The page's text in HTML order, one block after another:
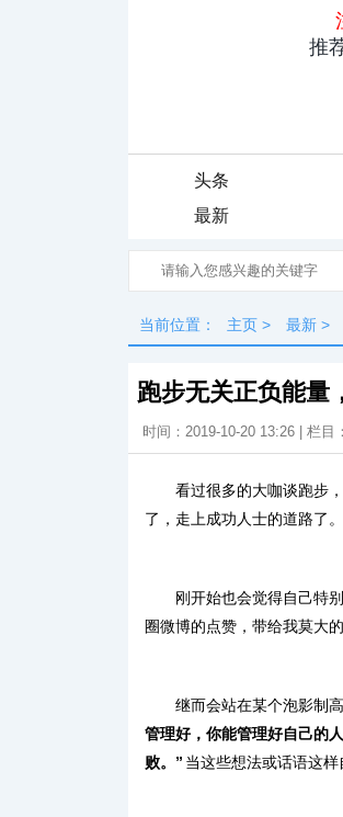
头条
最新
当前位置： 主页 > 最新 >
跑步无关正负能量
时间：2019-10-20 13:26 | 栏目：
看过很多的大咖谈跑步
了，走上成功人士的道路了
刚开始也会觉得自己特
圈微博的点赞，带给我莫大
继而会站在某个泡影制
管理好，你能管理好自己的
败。” 当这些想法或话语这样